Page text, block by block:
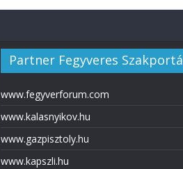
Partner Fegyveres
www.fegyverforum.com
www.kalasnyikov.hu
www.gazpisztoly.hu
www.kapszli.hu